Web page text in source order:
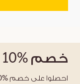
خصم %10